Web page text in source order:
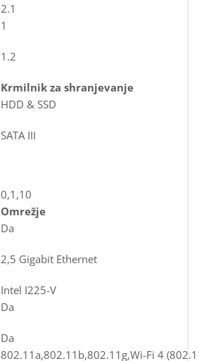
2.1
1
1.2
Krmilnik za shranjevanje
HDD & SSD
SATA III
0,1,10
Omrežje
Da
2,5 Gigabit Ethernet
Intel I225-V
Da
Da
802.11a,802.11b,802.11g,Wi-Fi 4